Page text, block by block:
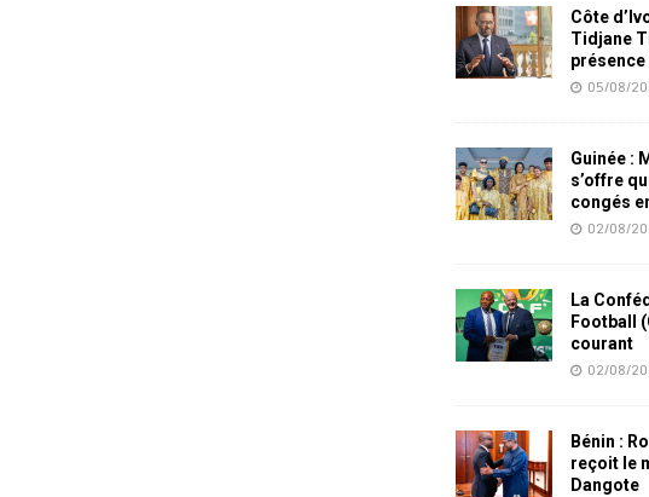
Côte
Tidjane
05/08/
Guinée :
s’offre
congés
02/08/
La
Football
courant
02/08/
Bénin :
reçoit le
Dangote